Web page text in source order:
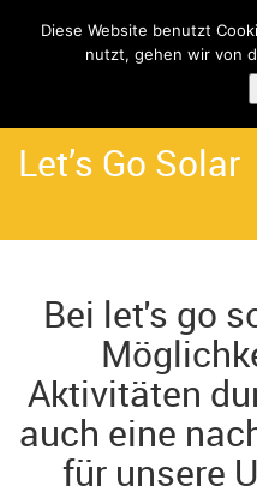
Angebote
Let’s Go Solar
Bei let's go
Aktivitäten
auch eine
für unsere
Diese Website benutzt
nutzt, gehen wir von